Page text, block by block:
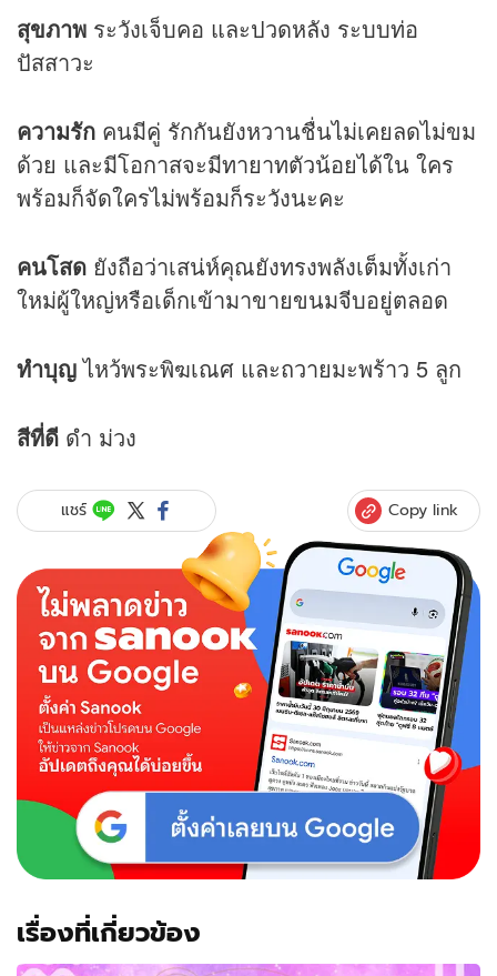
สุขภาพ ระวังเจ็บคอ และปวดหลัง ระบบท่อ
ปัสสาวะ
ความรัก คนมีคู่ รักกันยังหวานชื่นไม่เคยลดไม่ขม
ด้วย และมีโอกาสจะมีทายาทตัวน้อยได้ใน ใคร
พร้อมก็จัดใครไม่พร้อมก็ระวังนะคะ
คนโสด ยังถือว่าเสน่ห์คุณยังทรงพลังเต็มทั้งเก่า
ใหม่ผู้ใหญ่หรือเด็กเข้ามาขายขนมจีบอยู่ตลอด
ทำบุญไหว้พระพิฆเณศ และถวายมะพร้าว 5 ลูก
สีที่ดี ดำ ม่วง
แชร์ Copy link
เรื่องที่เกี่ยวข้อง